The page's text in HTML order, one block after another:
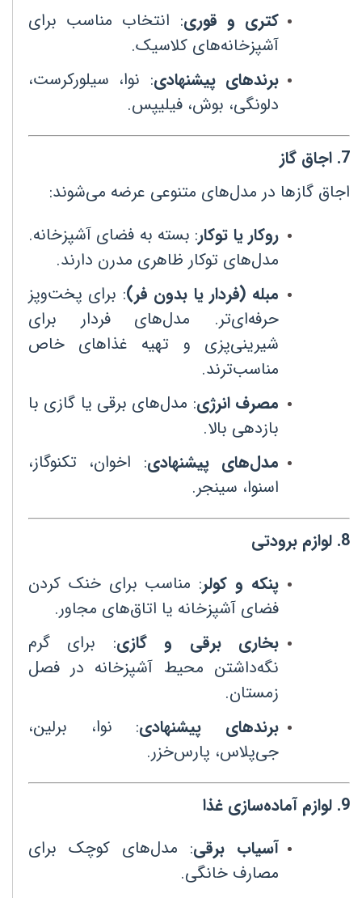
کتری و قوری: انتخاب مناسب برای
آشپزخانه‌های کلاسیک.
برندهای پیشنهادی: نوا، سیلورکرست،
دلونگی، بوش، فیلیپس.
7
. اجاق گاز
اجاق گازها در مدل‌های متنوعی عرضه می‌شوند:
روکار یا توکار: بسته به فضای آشپزخانه.
مدل‌های توکار ظاهری مدرن دارند.
مبله (فردار یا بدون فر): برای پخت‌وپز
حرفه‌ای‌تر. مدل‌های فردار برای
شیرینی‌پزی و تهیه غذاهای خاص
مناسب‌ترند.
مصرف انرژی: مدل‌های برقی یا گازی با
بازدهی بالا.
مدل‌های پیشنهادی: اخوان، تکنوگاز،
اسنوا، سینجر.
8
. لوازم برودتی
پنکه و کولر: مناسب برای خنک کردن
فضای آشپزخانه یا اتاق‌های مجاور.
بخاری برقی و گازی: برای گرم
نگه‌داشتن محیط آشپزخانه در فصل
زمستان.
برندهای پیشنهادی: نوا، برلین،
جی‌پلاس، پارس‌خزر.
9
. لوازم آماده‌سازی غذا
آسیاب برقی: مدل‌های کوچک برای
مصارف خانگی.